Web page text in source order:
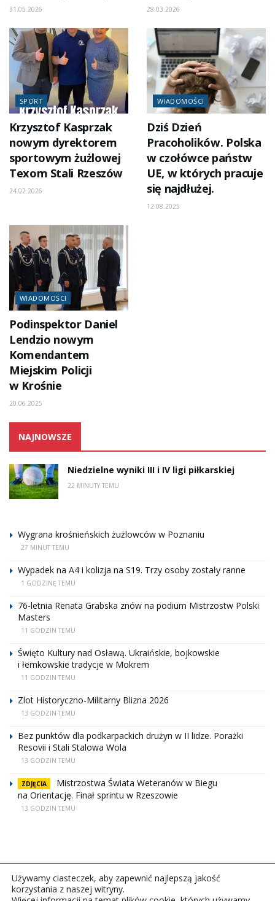
31.05.2026 28.03.2026
SPORT
Krzysztof Kasprzak
nowym dyrektorem
sportowym żużlowej
Texom Stali Rzeszów
24.02.2026
WIADOMOŚCI
Dziś Dzień
Pracoholików. Polska
w czołówce państw
UE, w których pracuje
się najdłużej.
12.08.2025
WIADOMOŚCI
Podinspektor Daniel
Lendzio nowym
Komendantem
Miejskim Policji
w Krośnie
20.06.2025
NAJNOWSZE
Niedzielne wyniki III i IV ligi piłkarskiej
22 MINUTY TEMU
Wygrana krośnieńskich żużlowców w Poznaniu
27 MINUT TEMU
Wypadek na A4 i kolizja na S19. Trzy osoby zostały ranne
1 GODZINĘ TEMU
76-letnia Renata Grabska znów na podium Mistrzostw Polski
Masters
11 GODZIN TEMU
Święto Kultury nad Osławą. Ukraińskie, bojkowskie
i łemkowskie tradycje w Mokrem
11 GODZIN TEMU
Zlot Historyczno-Militarny Blizna 2026
13 GODZIN TEMU
Bez punktów dla podkarpackich drużyn w II lidze. Porażki
Resovii i Stali Stalowa Wola
13 GODZIN TEMU
ZDJĘCIA
Mistrzostwa Świata Weteranów w Biegu
na Orientację. Finał sprintu w Rzeszowie
13 GODZIN TEMU
Używamy ciasteczek, aby zapewnić najlepszą jakość
korzystania z naszej witryny.